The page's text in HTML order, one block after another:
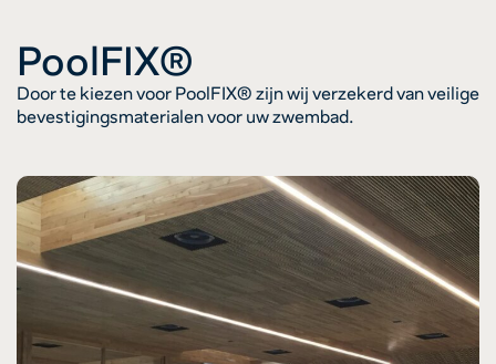
PoolFIX®
Door te kiezen voor PoolFIX® zijn wij verzekerd van veilige
bevestigingsmaterialen voor uw zwembad.